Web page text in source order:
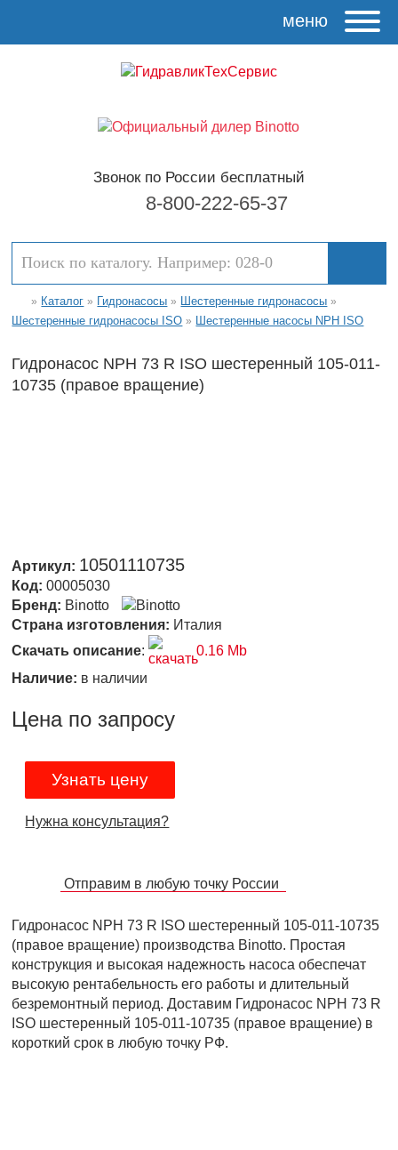
меню
Звонок по России бесплатный
8-800-222-65-37
» Каталог » Гидронасосы » Шестеренные гидронасосы »
Шестеренные гидронасосы ISO » Шестеренные насосы NPH ISO
Гидронасос NPH 73 R ISO шестеренный 105-011-
10735 (правое вращение)
Артикул: 10501110735
Код: 00005030
Бренд: Binotto
Страна изготовления: Италия
Скачать описание:
0.16 Mb
Наличие: в наличии
Цена по запросу
Узнать цену
Нужна консультация?
Отправим в любую точку России
Гидронасос NPH 73 R ISO шестеренный 105-011-10735
(правое вращение) производства Binotto. Простая
конструкция и высокая надежность насоса обеспечат
высокую рентабельность его работы и длительный
безремонтный период. Доставим Гидронасос NPH 73 R
ISO шестеренный 105-011-10735 (правое вращение) в
короткий срок в любую точку РФ.